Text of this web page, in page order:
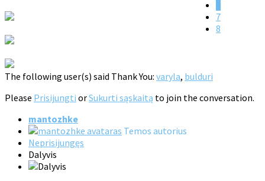
7
8
The following user(s) said Thank You: varyla, bulduri
Please Prisijungti orSukurti sąskaitą to join the conversation.
mantozhke
Temos autorius
Neprisijungęs
Dalyvis